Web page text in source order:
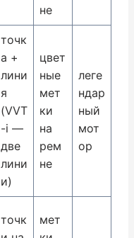
не
точк
а +
лини
я
(VVT
-i —
две
лини
и)
цвет
ные
мет
ки
на
рем
не
леге
ндар
ный
мот
ор
точк
мет